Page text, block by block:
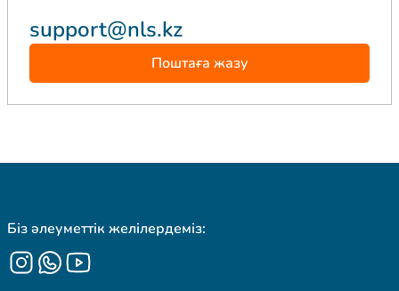
support@nls.kz
Поштаға жазу
Біз әлеуметтік желілердеміз: